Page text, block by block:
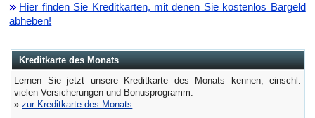
Hier finden Sie Kreditkarten, mit denen Sie kostenlos Bargeld
abheben!
Kreditkarte des Monats
Lernen Sie jetzt unsere Kreditkarte des Monats kennen, einschl.
vielen Versicherungen und Bonusprogramm.
»zur Kreditkarte des Monats